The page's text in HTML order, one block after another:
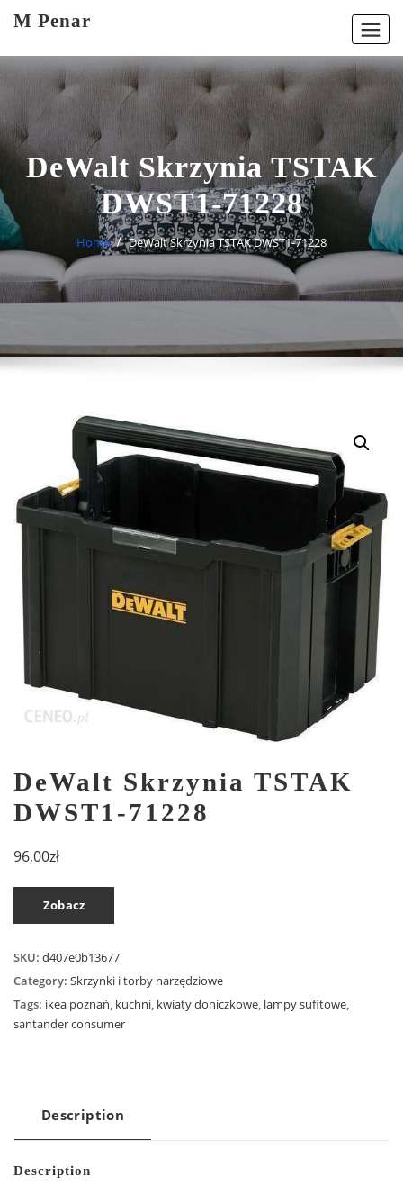
M Penar
DeWalt Skrzynia TSTAK
DWST1-71228
Home DeWalt Skrzynia TSTAK DWST1-71228
DeWalt Skrzynia TSTAK
DWST1-71228
96,00zł
Zobacz
SKU: d407e0b13677
Category: Skrzynki i torby narzędziowe
Tags: ikea poznań, kuchni, kwiaty doniczkowe, lampy sufitowe,
santander consumer
Description
Description